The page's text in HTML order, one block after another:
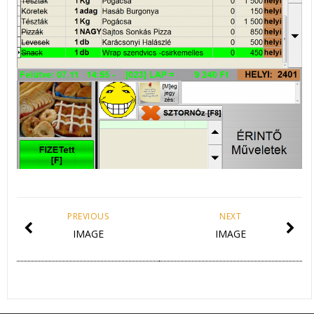
NEXT
IMAGE
PREVIOUS
IMAGE